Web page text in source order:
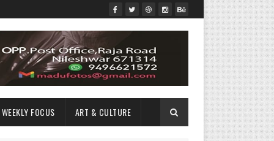
WEEKLY FOCUS ART & CULTURE